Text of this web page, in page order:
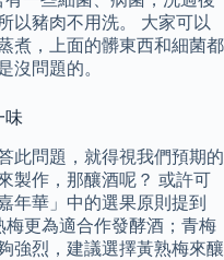
以豬肉不用洗。 大家可以
煮，上面的髒東西和細菌都
沒問題的。
味
此問題，就得視我們預期的
製作，那釀酒呢？ 或許可
年華」中的選果原則提到
梅更為適合作發酵酒；青梅
強烈，建議選擇黃熟梅來釀